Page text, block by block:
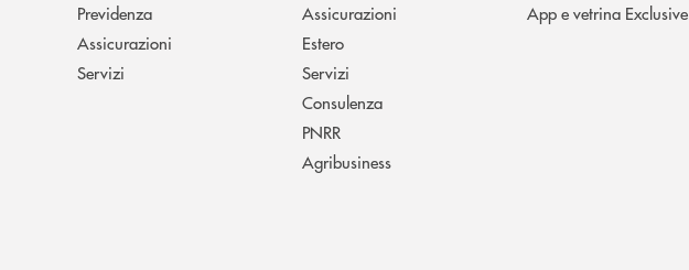
Previdenza
Assicurazioni
Servizi
Assicurazioni
Estero
Servizi
Consulenza
PNRR
Agribusiness
App e vetrina Exclusive